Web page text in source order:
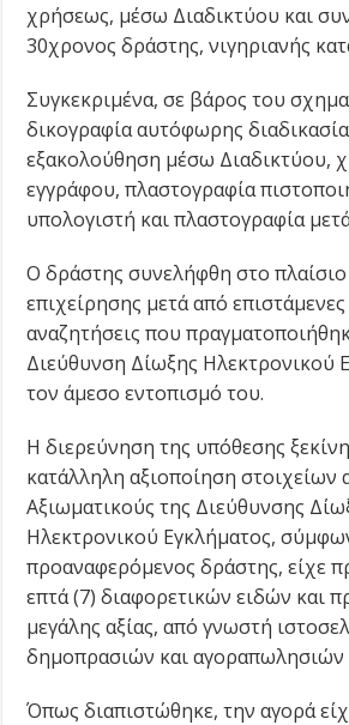
χρήσεως, μέσω Διαδικτύου και
30χρονος δράστης, νιγηριανής
Συγκεκριμένα, σε βάρος του
δικογραφία αυτόφωρης
εξακολούθηση μέσω Διαδικτύου,
εγγράφου, πλαστογραφία
υπολογιστή και πλαστογραφία
Ο δράστης συνελήφθη στο
επιχείρησης μετά από
αναζητήσεις που
Διεύθυνση Δίωξης Ηλεκτρονικού
τον άμεσο εντοπισμό του.
Η διερεύνηση της υπόθεσης
κατάλληλη αξιοποίηση στοιχείων
Αξιωματικούς της Διεύθυνσης
Ηλεκτρονικού Εγκλήματος,
προαναφερόμενος δράστης, είχε
επτά (7) διαφορετικών ειδών και
μεγάλης αξίας, από γνωστή
δημοπρασιών και αγοραπωλησιών
Όπως διαπιστώθηκε, την αγορά